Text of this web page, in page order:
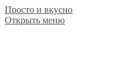
Просто и вкусно
Открыть меню